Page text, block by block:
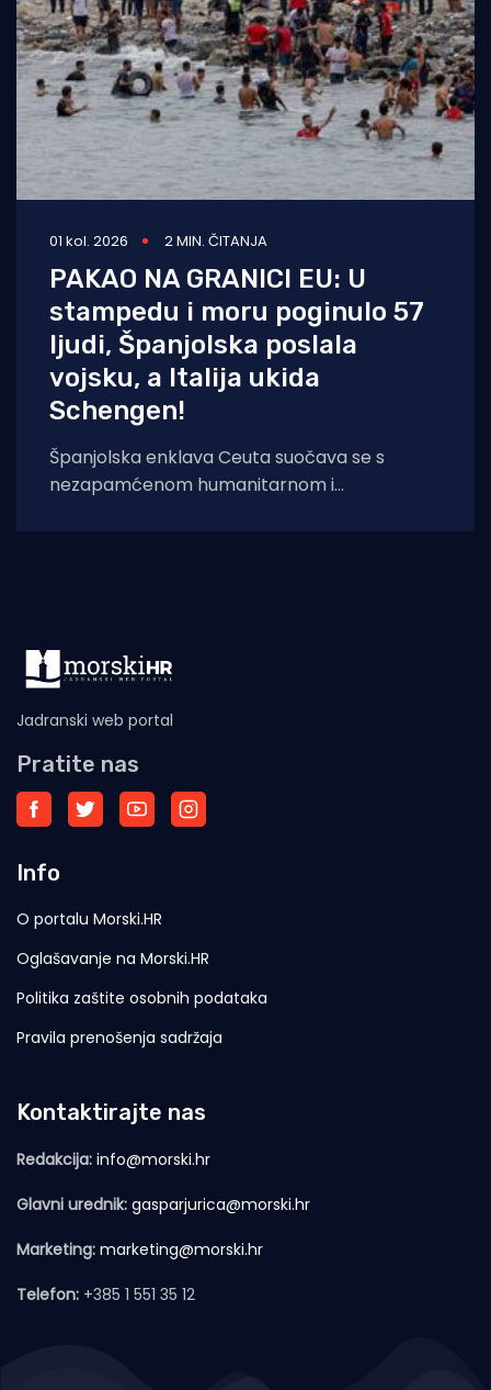
01 kol. 2026 2 MIN. ČITANJA
PAKAO NA GRANICI EU: U
stampedu i moru poginulo 57
ljudi, Španjolska poslala
vojsku, a Italija ukida
Schengen!
Španjolska enklava Ceuta suočava se s
nezapamćenom humanitarnom i
Jadranski web portal
Pratite nas
Info
O portalu Morski.HR
Oglašavanje na Morski.HR
Politika zaštite osobnih podataka
Pravila prenošenja sadržaja
Kontaktirajte nas
Redakcija: info@morski.hr
Glavni urednik: gasparjurica@morski.hr
Marketing: marketing@morski.hr
Telefon: +385 1 551 35 12